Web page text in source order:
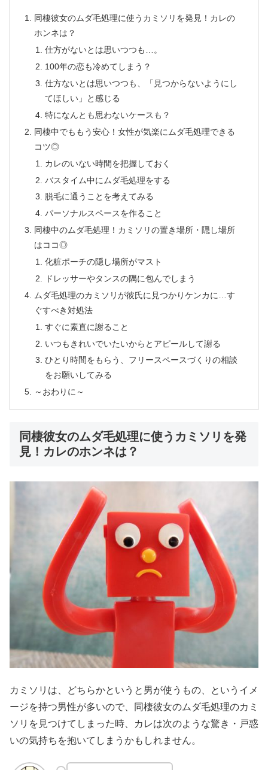
同棲彼女のムダ毛処理に使うカミソリを発見！カレの
ホンネは？
仕方がないとは思いつつも…。
100年の恋も冷めてしまう？
仕方ないとは思いつつも、「見つからないようにし
てほしい」と感じる
特になんとも思わないケースも？
同棲中でももう安心！女性が気楽にムダ毛処理できる
コツ◎
カレのいない時間を把握しておく
バスタイム中にムダ毛処理をする
脱毛に通うことを考えてみる
パーソナルスペースを作ること
同棲中のムダ毛処理！カミソリの置き場所・隠し場所
はココ◎
化粧ポーチの隠し場所がマスト
ドレッサーやタンスの隅に包んでしまう
ムダ毛処理のカミソリが彼氏に見つかりケンカに…す
ぐすべき対処法
すぐに素直に謝ること
いつもきれいでいたいからとアピールして謝る
ひとり時間をもらう、フリースペースづくりの相談
をお願いしてみる
～おわりに～
同棲彼女のムダ毛処理に使うカミソリを発
見！カレのホンネは？
カミソリは、どちらかというと男が使うもの、というイメ
ージを持つ男性が多いので、同棲彼女のムダ毛処理のカミ
ソリを見つけてしまった時、カレは次のような驚き・戸惑
いの気持ちを抱いてしまうかもしれません。